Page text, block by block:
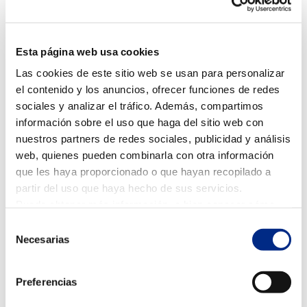
Esta página web usa cookies
Las cookies de este sitio web se usan para personalizar
el contenido y los anuncios, ofrecer funciones de redes
sociales y analizar el tráfico. Además, compartimos
información sobre el uso que haga del sitio web con
nuestros partners de redes sociales, publicidad y análisis
web, quienes pueden combinarla con otra información
que les haya proporcionado o que hayan recopilado a
partir del uso que haya hecho de sus servicios.
Necesarias
Preferencias
ofrecer el mismo nivel de confort. Esto se traduce en
Refrigerantes contaminantes
Algunos refrigerantes tienen un alto potencial de
calentamiento global. Una mala gestión o fugas que
incrementan la huella ambiental.
Falta de mantenimiento
Filtros sucios, unidades obstruidas o revisiones
inexistentes hacen que el equipo trabaje forzado,
aumentando el consumo energético.
Uso inadecuado
Temperaturas extremas, funcionamiento continuo sin
Cómo reducir la huella de carbono en viviendas